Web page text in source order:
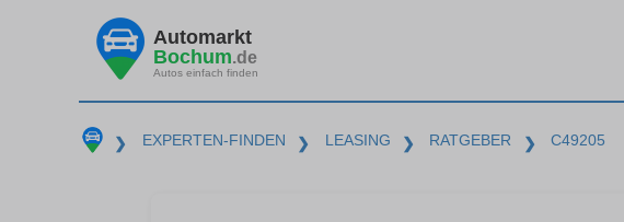
Automarkt
Bochum.de
Autos einfach finden
❯ EXPERTEN-FINDEN ❯ LEASING ❯ RATGEBER ❯ C49205